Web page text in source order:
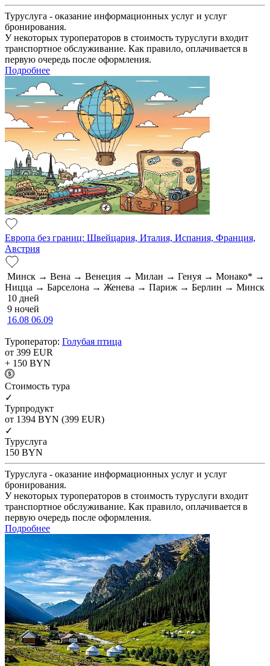
Туруслуга - оказание информационных услуг и услуг
бронирования.
У некоторых туроператоров в стоимость туруслуги входит
транспортное обслуживание. Как правило, оплачивается в
первую очередь после оформления.
Подробнее
Европа без границ: Швейцария, Италия, Испания, Франция,
Австрия
Минск → Вена → Венеция → Милан → Генуя → Монако* →
Ницца → Барселона → Женева → Париж → Берлин → Минск
10 дней
9 ночей
16.08 06.09
Туроператор: Голубая птица
от 399 EUR
+ 150 BYN
Cтоимость тура
✓
Турпродукт
от 1394 BYN (399 EUR)
✓
Туруслуга
150 BYN
Туруслуга - оказание информационных услуг и услуг
бронирования.
У некоторых туроператоров в стоимость туруслуги входит
транспортное обслуживание. Как правило, оплачивается в
первую очередь после оформления.
Подробнее